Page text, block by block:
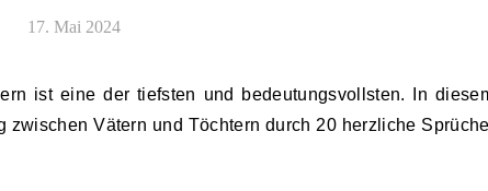
17. Mai 2024
Vätern und Töchtern durch 20 herzliche